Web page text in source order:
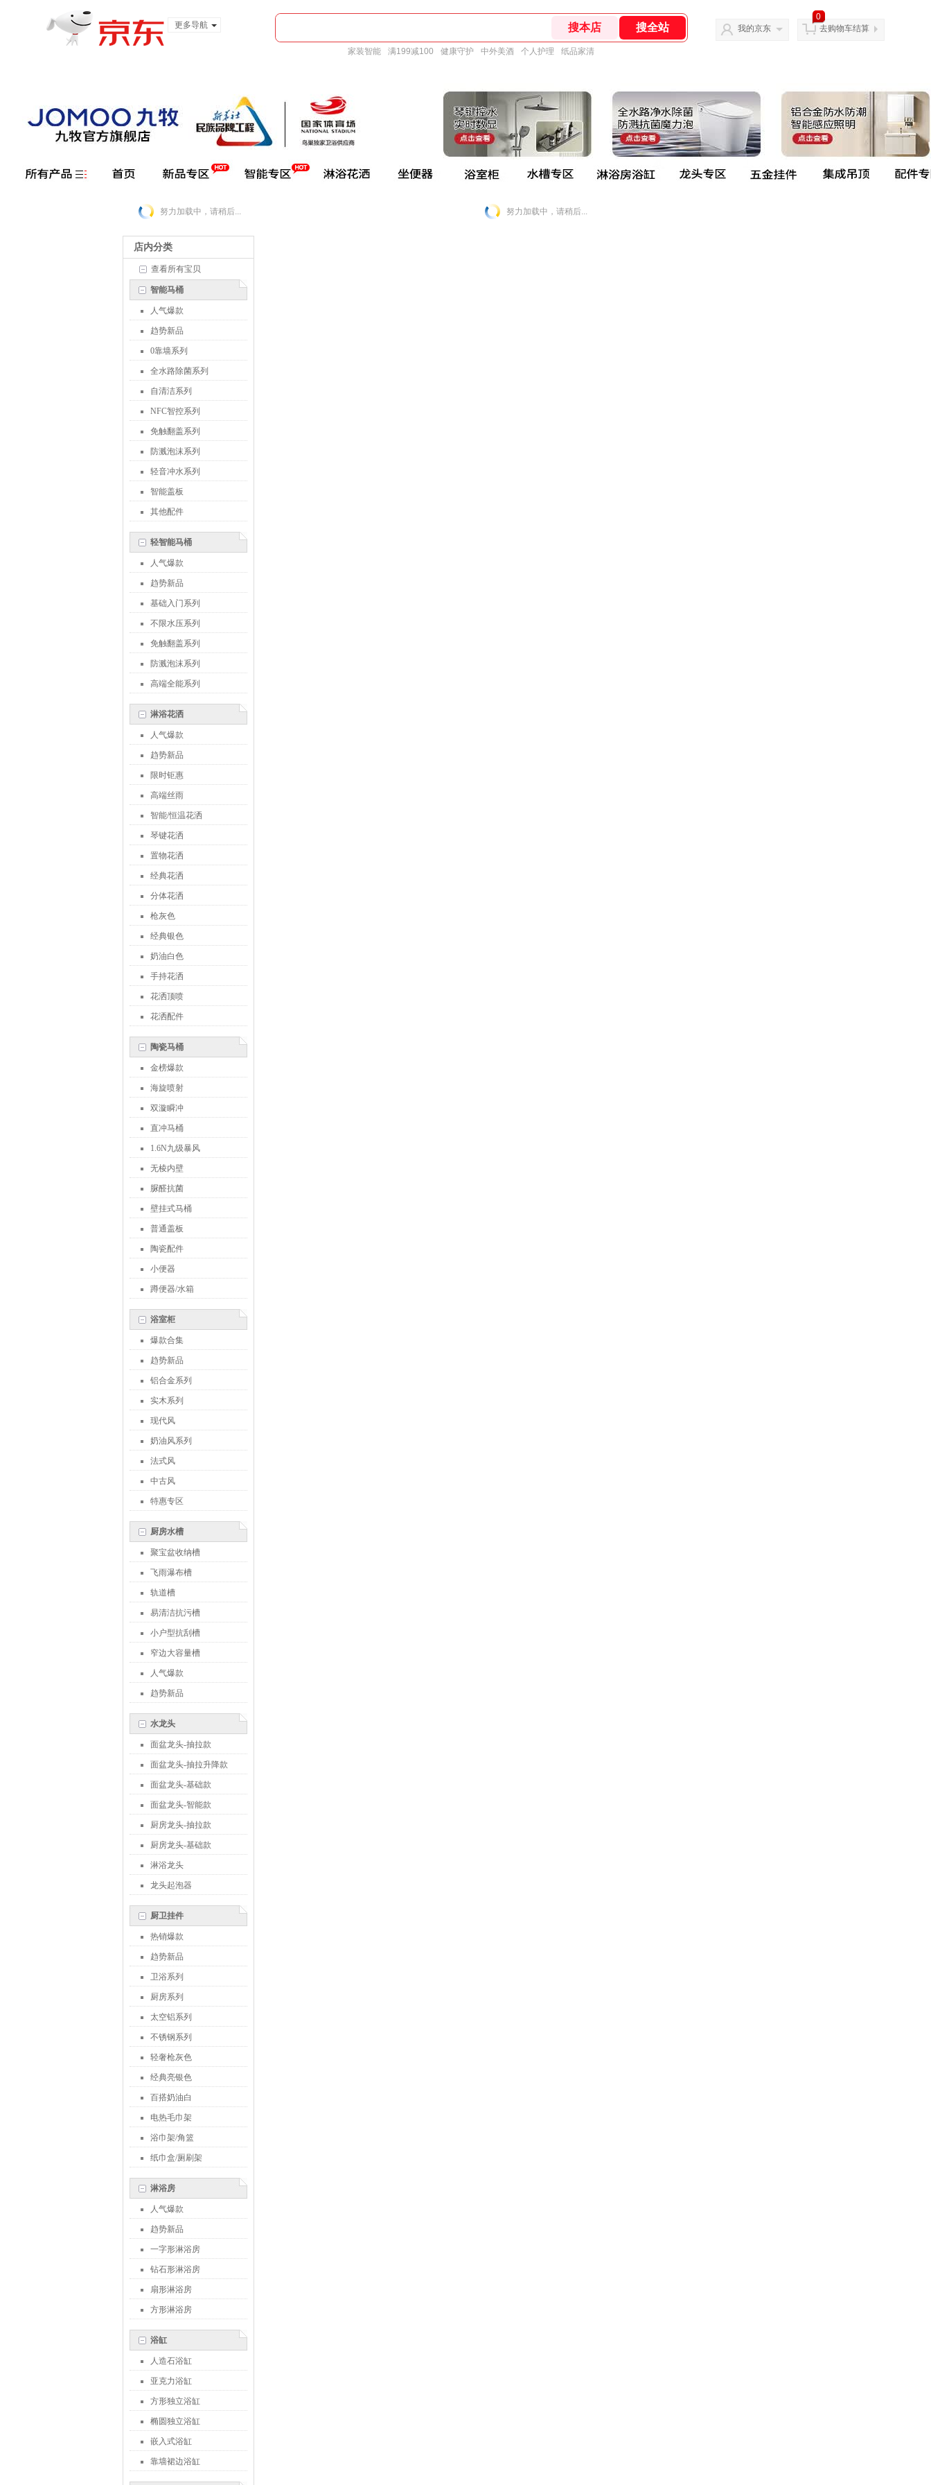
更多导航
家装智能 满199减100 健康守护 中外美酒 个人护理 纸品家清
我的京东
0
去购物车结算
努力加载中，请稍后...
店内分类
查看所有宝贝
智能马桶
人气爆款
趋势新品
0靠墙系列
全水路除菌系列
自清洁系列
NFC智控系列
免触翻盖系列
防溅泡沫系列
轻音冲水系列
智能盖板
其他配件
轻智能马桶
人气爆款
趋势新品
基础入门系列
不限水压系列
免触翻盖系列
防溅泡沫系列
高端全能系列
淋浴花洒
人气爆款
趋势新品
限时钜惠
高端丝雨
智能/恒温花洒
琴键花洒
置物花洒
经典花洒
分体花洒
枪灰色
经典银色
奶油白色
手持花洒
花洒顶喷
花洒配件
陶瓷马桶
金榜爆款
海旋喷射
双漩瞬冲
直冲马桶
1.6N九级暴风
无棱内壁
脲醛抗菌
壁挂式马桶
普通盖板
陶瓷配件
小便器
蹲便器/水箱
浴室柜
爆款合集
趋势新品
铝合金系列
实木系列
现代风
奶油风系列
法式风
中古风
特惠专区
厨房水槽
聚宝盆收纳槽
飞雨瀑布槽
轨道槽
易清洁抗污槽
小户型抗刮槽
窄边大容量槽
人气爆款
趋势新品
水龙头
面盆龙头-抽拉款
面盆龙头-抽拉升降款
面盆龙头-基础款
面盆龙头-智能款
厨房龙头-抽拉款
厨房龙头-基础款
淋浴龙头
龙头起泡器
厨卫挂件
热销爆款
趋势新品
卫浴系列
厨房系列
太空铝系列
不锈钢系列
轻奢枪灰色
经典亮银色
百搭奶油白
电热毛巾架
浴巾架/角篮
纸巾盒/厕刷架
淋浴房
人气爆款
趋势新品
一字形淋浴房
钻石形淋浴房
扇形淋浴房
方形淋浴房
浴缸
人造石浴缸
亚克力浴缸
方形独立浴缸
椭圆独立浴缸
嵌入式浴缸
靠墙裙边浴缸
努力加载中，请稍后...